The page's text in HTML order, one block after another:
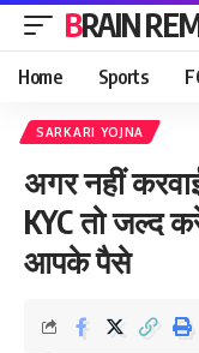
BRAIN
Home Sports
SARKARI YOJNA
अगर नहीं
KYC तो जल्द
आपके पैसे